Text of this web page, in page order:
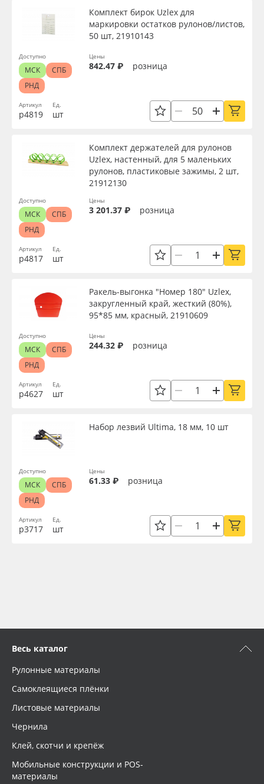
Артикул
р4819
Комплект бирок Uzlex для
маркировки остатков рулонов/листов,
50 шт, 21910143
Ед.
шт
Цены
842.47 ₽ розница
Доступно
МСК
СПБ
РНД
Артикул
р4817
Комплект держателей для рулонов
Uzlex, настенный, для 5 маленьких
рулонов, пластиковые зажимы, 2 шт,
21912130
Ед.
шт
Цены
3 201.37 ₽ розница
Доступно
МСК
СПБ
РНД
Артикул
р4627
Ракель-выгонка "Номер 180" Uzlex,
закругленный край, жесткий (80%),
95*85 мм, красный, 21910609
Ед.
шт
Цены
244.32 ₽ розница
Доступно
МСК
СПБ
РНД
Артикул
р3717
Набор лезвий Ultima, 18 мм, 10 шт
Ед.
шт
Цены
61.33 ₽ розница
Доступно
МСК
СПБ
РНД
Весь каталог
Рулонные материалы
Самоклеящиеся плёнки
Листовые материалы
Чернила
Клей, скотчи и крепёж
Мобильные конструкции и POS-
материалы